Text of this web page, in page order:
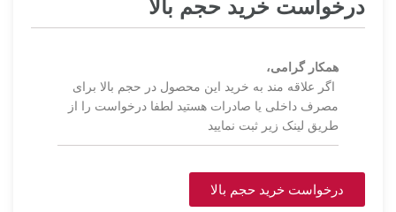
درخواست خرید حجم بالا
همکار گرامی،
اگر علاقه مند به خرید این محصول در حجم بالا برای
مصرف داخلی یا صادرات هستید لطفا درخواست را از
طریق لینک زیر ثبت نمایید
درخواست خرید حجم بالا